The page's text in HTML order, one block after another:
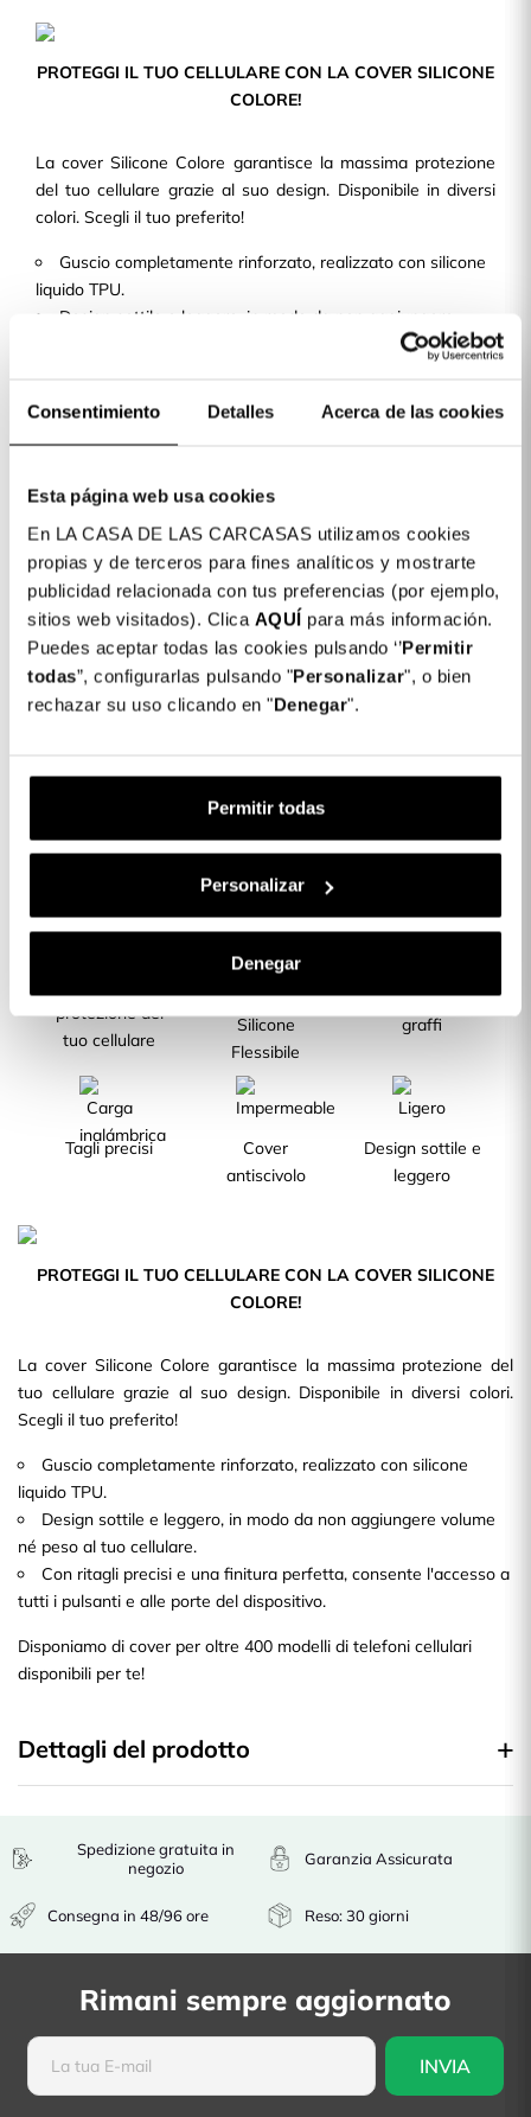
Consentimiento Detalles Acerca de las cookies
Esta página web usa cookies
En LA CASA DE LAS CARCASAS utilizamos cookies
propias y de terceros para fines analíticos y mostrarte
publicidad relacionada con tus preferencias (por ejemplo,
sitios web visitados). Clica AQUÍ para más información.
Puedes aceptar todas las cookies pulsando ‘’Permitir
todas”, configurarlas pulsando "Personalizar", o bien
rechazar su uso clicando en "Denegar".
Permitir todas
Personalizar
Denegar
PROTEGGI IL TUO CELLULARE CON LA COVER SILICONE
COLORE!
La cover Silicone Colore garantisce la massima protezione
del tuo cellulare grazie al suo design. Disponibile in diversi
colori. Scegli il tuo preferito!
Guscio completamente rinforzato, realizzato con silicone
liquido TPU.
Design sottile e leggero, in modo da non aggiungere
Disponiamo di cover per oltre 400 modelli di telefoni cellulari
Dettagli del prodotto
Colore: Nero
COLORES DISPONIBLES
Nero Rosa
CARATTERISTICHE DEL PRODOTTO
protezione del
tuo cellulare
Realizzata con
Silicone
Flessibile
Resiste a urti e
graffi
Tagli precisi
Cover
antiscivolo
Design sottile e
leggero
PROTEGGI IL TUO CELLULARE CON LA COVER SILICONE
COLORE!
La cover Silicone Colore garantisce la massima protezione del
tuo cellulare grazie al suo design. Disponibile in diversi colori.
Scegli il tuo preferito!
Guscio completamente rinforzato, realizzato con silicone
liquido TPU.
Design sottile e leggero, in modo da non aggiungere volume
né peso al tuo cellulare.
Con ritagli precisi e una finitura perfetta, consente l'accesso a
tutti i pulsanti e alle porte del dispositivo.
Disponiamo di cover per oltre 400 modelli di telefoni cellulari
disponibili per te!
Dettagli del prodotto
Spedizione gratuita in
negozio
Consegna in 48/96 ore
Garanzia Assicurata
Reso: 30 giorni
Rimani sempre aggiornato